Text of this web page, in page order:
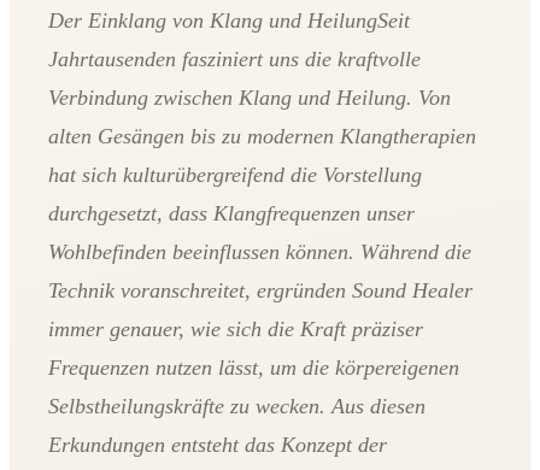
Der Einklang von Klang und HeilungSeit
Jahrtausenden fasziniert uns die kraftvolle
Verbindung zwischen Klang und Heilung. Von
alten Gesängen bis zu modernen Klangtherapien
hat sich kulturübergreifend die Vorstellung
durchgesetzt, dass Klangfrequenzen unser
Wohlbefinden beeinflussen können. Während die
Technik voranschreitet, ergründen Sound Healer
immer genauer, wie sich die Kraft präziser
Frequenzen nutzen lässt, um die körpereigenen
Selbstheilungskräfte zu wecken. Aus diesen
Erkundungen entsteht das Konzept der